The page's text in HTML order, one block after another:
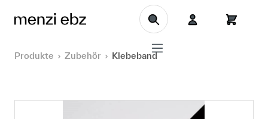
Zum Hauptinhalt springen
Produkte Zubehör Klebeband